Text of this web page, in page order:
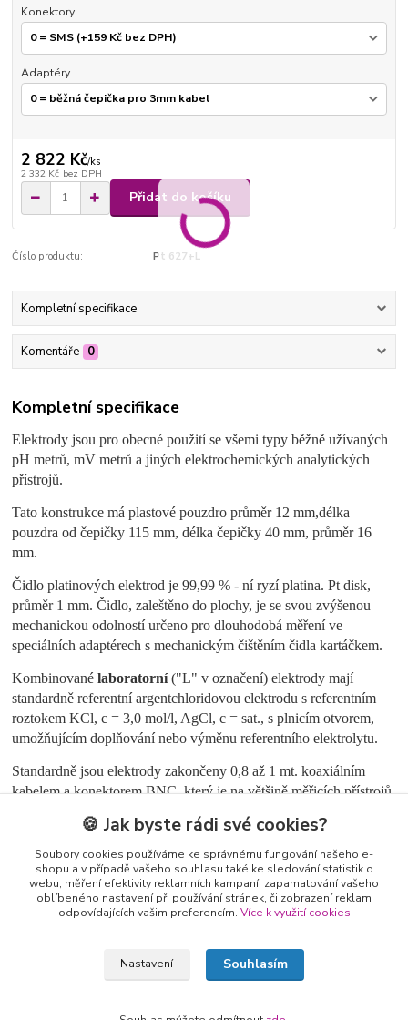
Konektory
Adaptéry
2 822 Kč/ks
2 332 Kč bez DPH
Přidat do košíku
Číslo produktu: Pt 627+L
Kompletní specifikace
Komentáře 0
Kompletní specifikace
Elektrody jsou pro obecné použití se všemi typy běžně užívaných
pH metrů, mV metrů a jiných elektrochemických analytických
přístrojů.
Tato konstrukce má plastové pouzdro průměr 12 mm,délka
pouzdra od čepičky 115 mm, délka čepičky 40 mm, průměr 16
mm.
Čidlo platinových elektrod je 99,99 % - ní ryzí platina. Pt disk,
průměr 1 mm. Čidlo, zaleštěno do plochy, je se svou zvýšenou
mechanickou odolností určeno pro dlouhodobá měření ve
speciálních adaptérech s mechanickým čištěním čidla kartáčkem.
Kombinovanélaboratorní("L" v označení) elektrody mají
standardně referentní argentchloridovou elektrodu s referentním
roztokem KCl, c = 3,0 mol/l, AgCl, c = sat., s plnicím otvorem,
umožňujícím doplňování nebo výměnu referentního elektrolytu.
Standardně jsou elektrody zakončeny 0,8 až 1 mt. koaxiálním
kabelem a konektorem BNC, který je na většině měřicích přístrojů.
Teplotní rozsah pro elektrodu v plastovém pouzdru je -5 až 60 °C.
Zboží zařazeno v kategoriích
🍪 Jak byste rádi své cookies?
Soubory cookies používáme ke správnému fungování našeho e-
shopu a v případě vašeho souhlasu také ke sledování statistik o
webu, měření efektivity reklamních kampaní, zapamatování vašeho
oblíbeného nastavení při používání stránek, či zobrazení reklam
odpovídajících vašim preferencím. Více k využití cookies
Nastavení Souhlasím